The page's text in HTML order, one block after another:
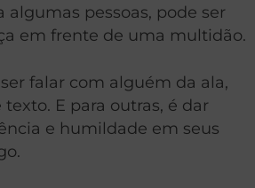
algumas pessoas, pode ser
em frente de uma multidão.
falar com alguém da ala,
E para outras, é dar
e humildade em seus